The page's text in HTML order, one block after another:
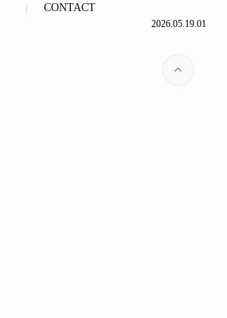
CONTACT
2026.05.19.01